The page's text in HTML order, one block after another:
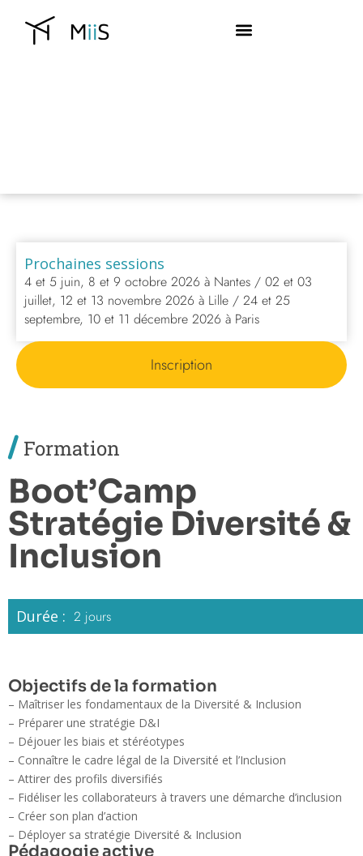
/ Formation
Boot’Camp
Stratégie Diversité &
Inclusion
Durée : 2 jours
Objectifs de la formation
– Maîtriser les fondamentaux de la Diversité & Inclusion
– Préparer une stratégie D&I
– Déjouer les biais et stéréotypes
– Connaître le cadre légal de la Diversité et l’Inclusion
– Attirer des profils diversifiés
– Fidéliser les collaborateurs à travers une démarche d’inclusion
– Créer son plan d’action
– Déployer sa stratégie Diversité & Inclusion
Pédagogie active
Prochaines sessions
4 et 5 juin, 8 et 9 octobre 2026 à Nantes / 02 et 03
juillet, 12 et 13 novembre 2026 à Lille / 24 et 25
septembre, 10 et 11 décembre 2026 à Paris
Inscription